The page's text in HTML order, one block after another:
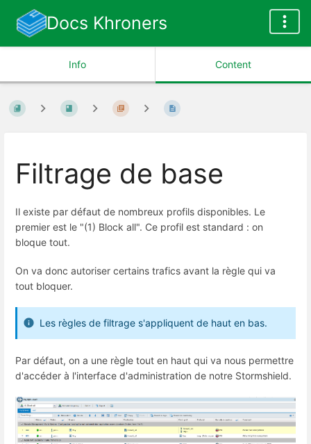
Docs Khroners
Info Content
Filtrage de base
Il existe par défaut de nombreux profils disponibles. Le
premier est le "(1) Block all". Ce profil est standard : on
bloque tout.
On va donc autoriser certains trafics avant la règle qui va
tout bloquer.
Les règles de filtrage s'appliquent de haut en bas.
Par défaut, on a une règle tout en haut qui va nous permettre
d'accéder à l'interface d'administration de notre Stormshield.